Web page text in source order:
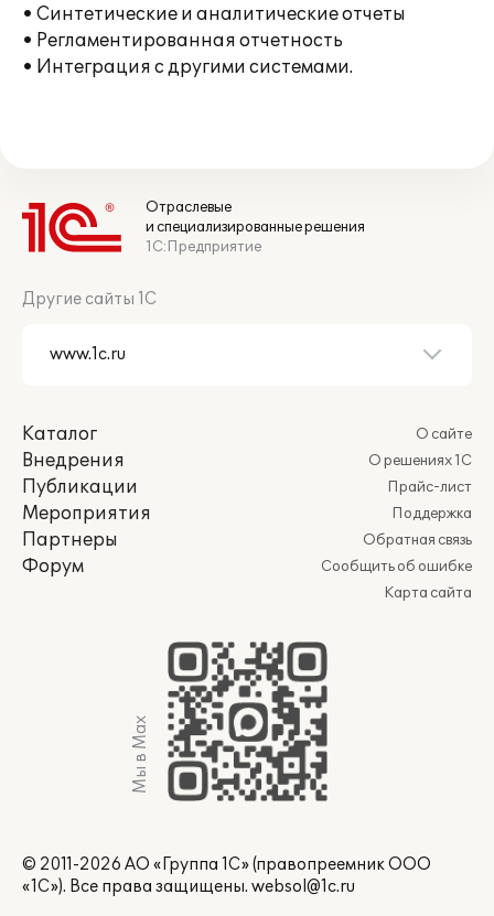
• Синтетические и аналитические отчеты
• Регламентированная отчетность
• Интеграция с другими системами.
Отраслевые
и специализированные решения
1С:Предприятие
Другие сайты 1С
Каталог
Внедрения
Публикации
Мероприятия
Партнеры
Форум
О сайте
О решениях 1С
Прайс-лист
Поддержка
Обратная связь
Сообщить об ошибке
Карта сайта
Мы в Max
© 2011-2026 АО «Группа 1С» (правопреемник ООО
«1С»). Все права защищены. websol@1c.ru